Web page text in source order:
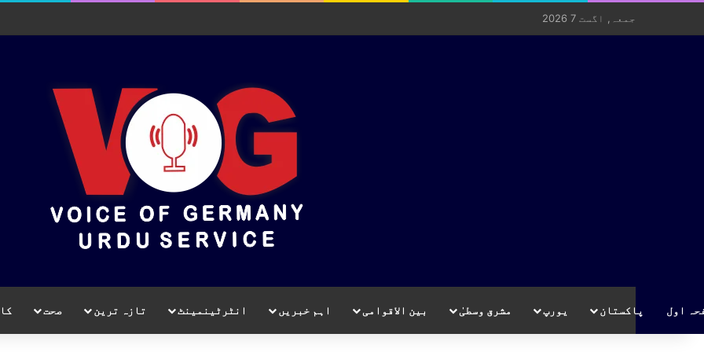
جمعہ, اگست 7 2026
اول پاکستان یورپ مشرق وسطیٰ بین الاقوامی اہم خبریں انٹرٹینمینٹ تازہ ترین صحت